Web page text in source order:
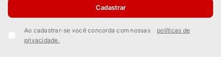
Cadastrar
Ao cadastrar-se você concorda com nossas
políticas de
privacidade.